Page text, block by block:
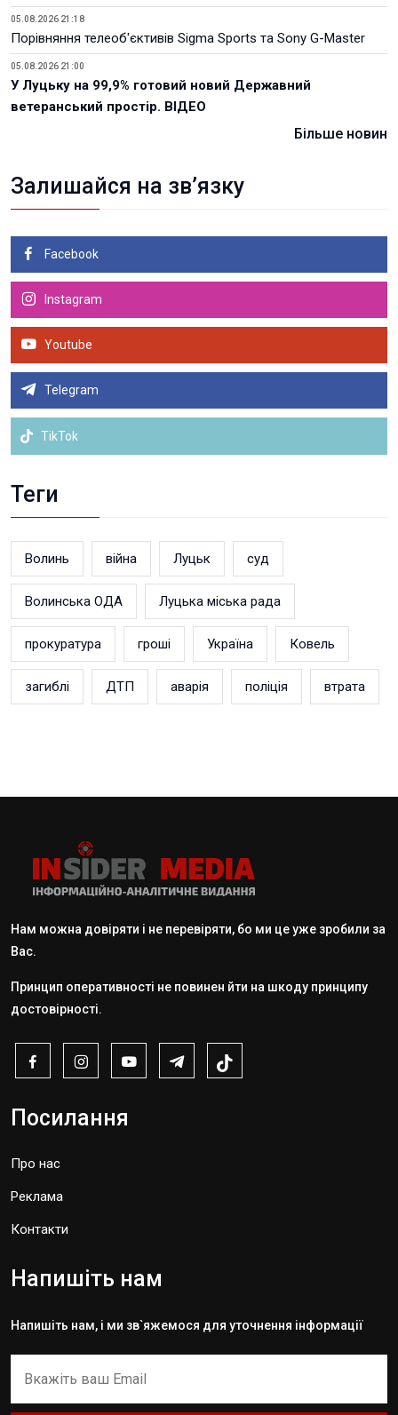
05.08.2026 21:18
Порівняння телеоб'єктивів Sigma Sports та Sony G-Master
05.08.2026 21:00
У Луцьку на 99,9% готовий новий Державний
ветеранський простір. ВІДЕО
Більше новин
Залишайся на зв’язку
Facebook
Instagram
Youtube
Telegram
TikTok
Теги
Волинь війна Луцьк суд
Волинська ОДА Луцька міська рада
прокуратура гроші Україна Ковель
загиблі ДТП аварія поліція втрата
Нам можна довіряти і не перевіряти, бо ми це уже зробили за
Вас.
Принцип оперативності не повинен йти на шкоду принципу
достовірності.
Посилання
Про нас
Реклама
Контакти
Напишіть нам
Напишіть нам, і ми зв`яжемося для уточнення інформації